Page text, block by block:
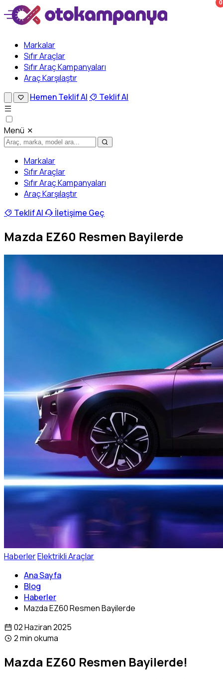
Markalar
Sıfır Araçlar
Sıfır Araç Kampanyaları
Araç Karşılaştır
0
Hemen Teklif Al Teklif Al
Menü
Markalar
Sıfır Araçlar
Sıfır Araç Kampanyaları
Araç Karşılaştır
Teklif Al
İletişime Geç
Mazda EZ60 Resmen Bayilerde
HaberlerElektrikli Araçlar
Ana Sayfa
Blog
Haberler
Mazda EZ60 Resmen Bayilerde
02 Haziran 2025
2 min okuma
Mazda EZ60 Resmen Bayilerde!